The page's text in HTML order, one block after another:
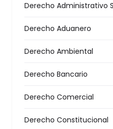
Derecho Administrativo
Derecho Aduanero
Derecho Ambiental
Derecho Bancario
Derecho Comercial
Derecho Constitucional